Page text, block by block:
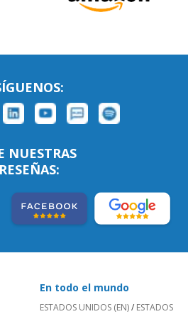
NUESTRAS
RESEÑAS:
En todo el mundo
ESTADOS UNIDOS (EN)/ ESTADOS